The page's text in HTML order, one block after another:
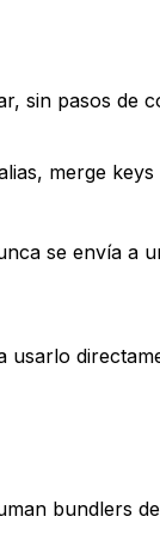
sin pasos de
merge
se envía a
bundlers